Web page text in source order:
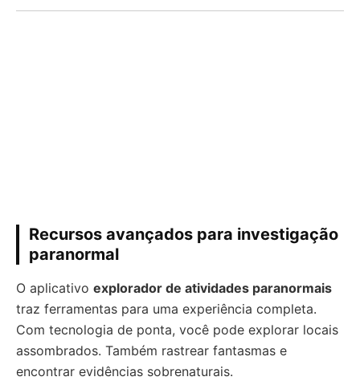
Recursos avançados para investigação
paranormal
O aplicativo explorador de atividades paranormais
traz ferramentas para uma experiência completa.
Com tecnologia de ponta, você pode explorar locais
assombrados. Também rastrear fantasmas e
encontrar evidências sobrenaturais.